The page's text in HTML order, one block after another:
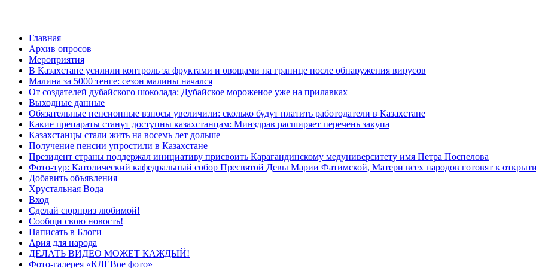
Главная
Архив опросов
Мероприятия
В Казахстане усилили контроль за фруктами и овощами на границе после обнаружения вирусов
Малина за 5000 тенге: сезон малины начался
От создателей дубайского шоколада: Дубайское мороженое уже на прилавках
Выходные данные
Обязательные пенсионные взносы увеличили: сколько будут платить работодатели в Казахстане
Какие препараты станут доступны казахстанцам: Минздрав расширяет перечень закупа
Казахстанцы стали жить на восемь лет дольше
Получение пенсии упростили в Казахстане
Президент страны поддержал инициативу присвоить Карагандинскому медуниверситету имя Петра Поспелова
Фото-тур: Католический кафедральный собор Пресвятой Девы Марии Фатимской, Матери всех народов готовят к
Добавить объявления
Хрустальная Вода
Вход
Сделай сюрприз любимой!
Сообщи свою новость!
Написать в Блоги
Ария для народа
ДЕЛАТЬ ВИДЕО МОЖЕТ КАЖДЫЙ!
Фото-галерея «КЛЁВое фото»